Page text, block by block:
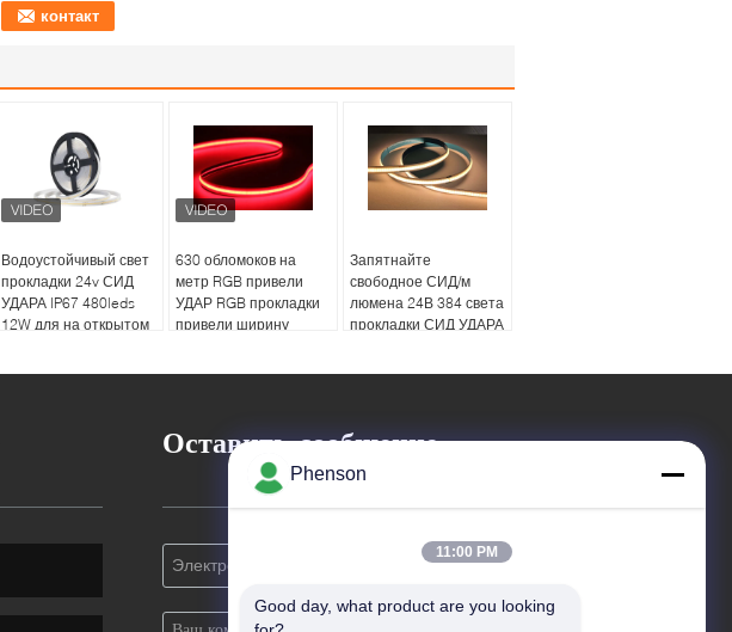
Водоустойчивый свет
прокладки 24v СИД
УДАРА IP67 480leds
12W для на открытом
630 обломоков на
метр RGB привели
УДАР RGB прокладки
привели ширину
Запятнайте
свободное СИД/м
люмена 24В 384 света
прокладки СИД УДАРА
Оставить сообщение
Phenson
11:00 PM
Good day, what product are you looking